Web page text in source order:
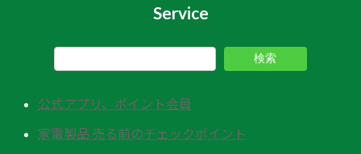
Service
検索
公式アプリ、ポイント会員
家電製品 売る前のチェックポイント